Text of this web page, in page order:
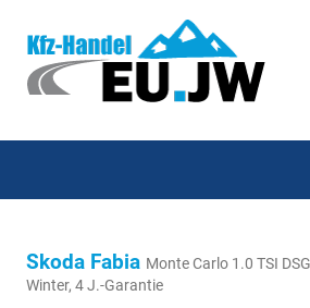
Skoda Fabia Monte Carlo 1.0 TSI
Winter, 4 J.-Garantie